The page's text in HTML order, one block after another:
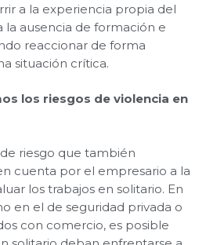
a la experiencia propia del
la ausencia de formación e
reaccionar de forma
situación crítica.
los riesgos de violencia en
riesgo que también
cuenta por el empresario a la
los trabajos en solitario. En
en el de seguridad privada o
con comercio, es posible